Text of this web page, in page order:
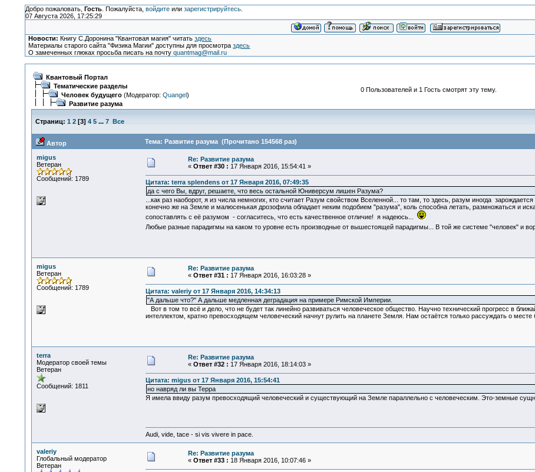
Добро пожаловать, Гость. Пожалуйста, войдитеили зарегистрируйтесь.
07 Августа 2026, 17:25:29
Новости: Книгу С.Доронина "Квантовая магия" читатьздесь
Материалы старого сайта "Физика Магии" доступны для просмотраздесь
О замеченных глюках просьба писать на почтуquantmag@mail.ru
Квантовый Портал
Тематические разделы
Человек будущего(Модератор: Quangel)
Развитие разума
0 Пользователей и 1 Гость смотрят эту тему.
Страниц: 1 2[3] 4 5 ... 7 Все
Автор Тема: Развитие разума (Прочитано 154568 раз)
migus
Ветеран
Сообщений: 1789
Re: Развитие разума
« Ответ #30 : 17 Января 2016, 15:54:41 »
Цитата: terra splendens от 17 Января 2016, 07:49:35
да с чего Вы, вдруг, решаете, что весь остальной Юниверсум лишен Разума?
...как раз наоборот, я из числа немногих, кто считает Разум свойством Вселенной... то там, то здесь, разум иногда
конечно же на Земле и малюсенькая дрозофила обладает неким подобием "разума", коль способна летать, размножаться и
сопоставлять с её разумом - согласитесь, что есть качественное отличие! я надеюсь...
Любые разные парадигмы на каком то уровне есть производные от вышестоящей парадигмы... В той же системе "человек" и
migus
Ветеран
Сообщений: 1789
Re: Развитие разума
« Ответ #31 : 17 Января 2016, 16:03:28 »
Цитата: valeriy от 17 Января 2016, 14:34:13
"А дальше что?" А дальше медленная деградация на примере Римской Империи.
Вот в том то всё и дело, что не будет так линейно развиваться человеческое общество. Научно технический прогресс в
интеллектом, кратно превосходящем человеческий начнут рулить на планете Земля. Нам остаётся только рассуждать о месте
terra
Модератор своей темы
Ветеран
Сообщений: 1811
Re: Развитие разума
« Ответ #32 : 17 Января 2016, 18:14:03 »
Цитата: migus от 17 Января 2016, 15:54:41
но навряд ли вы Терра
Я имела ввиду разум превосходящий человеческий и существующий на Земле параллельно с человеческим. Это-земные
Audi, vide, tace - si vis vivere in pace.
valeriy
Глобальный модератор
Ветеран
Re: Развитие разума
« Ответ #33 : 18 Января 2016, 10:07:46 »